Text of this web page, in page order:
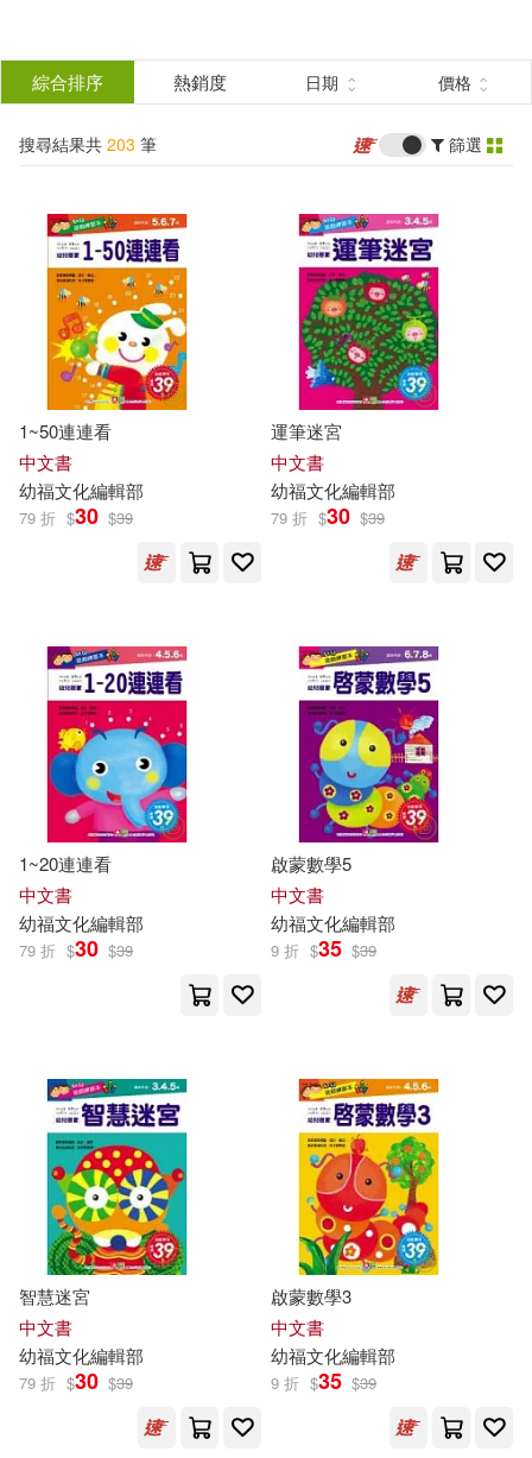
結
分類 (單選)
所有商品(203) 圖書(91)
電子書(3)
作者 (可複選)
幼福文化(109)
幼福文化編輯部(47)
幼福文化製作部(7)
幼獅文化(6)
書童文化(5) 有米文化(5)
巨童文化(4) 黑幼龍(3)
卡洛琳‧馮‧海德布蘭德(2)
林政賢(2)
游懿聖(2)
童麗娜(2)
翁毓菁(2) 葉龍坤(2)
蔡秀欣(2) 許仲瑤(2)
出版社 (可複選)
愛播聽書FM(109) 幼福(82)
小樹文化(4)
有光文化出版有限公司(3)
中國石化出版社(1)
資料夾文化出版事業(有)(1)
資料夾文化出版事業有限公司(1)
配送方式
可超商取貨(91)
綜合排序 熱銷度 日期 價格
搜尋結果共 203 筆 篩選
1~50連連看
中文書
幼福文化編輯部
79 折 $30 $39
運筆迷宮
中文書
幼福文化編輯部
79 折 $30 $39
1~20連連看
中文書
幼福文化編輯部
79 折 $30 $39
啟蒙數學5
中文書
幼福文化編輯部
9 折 $35 $39
智慧迷宮
中文書
幼福文化編輯部
79 折 $30 $39
啟蒙數學3
中文書
幼福文化編輯部
9 折 $35 $39